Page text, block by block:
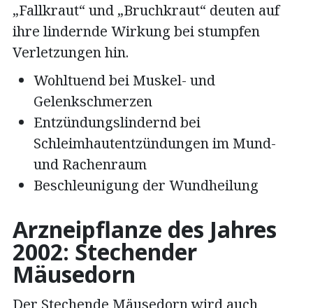
„Fallkraut“ und „Bruchkraut“ deuten auf
ihre lindernde Wirkung bei stumpfen
Verletzungen hin.
Wohltuend bei Muskel- und
Gelenkschmerzen
Entzündungslindernd bei
Schleimhautentzündungen im Mund-
und Rachenraum
Beschleunigung der Wundheilung
Arzneipflanze des Jahres
2002: Stechender
Mäusedorn